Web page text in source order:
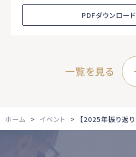
PDFダウンロード
一覧を見る
ホーム イベント